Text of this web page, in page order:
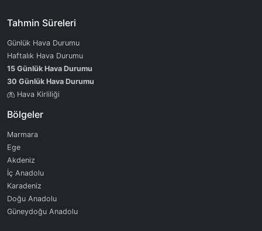
Tahmin Süreleri
Günlük Hava Durumu
Haftalık Hava Durumu
15 Günlük Hava Durumu
30 Günlük Hava Durumu
Hava Kirliliği
Bölgeler
Marmara
Ege
Akdeniz
İç Anadolu
Karadeniz
Doğu Anadolu
Güneydoğu Anadolu